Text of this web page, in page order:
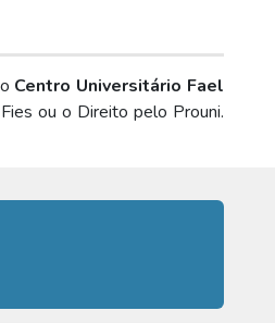
Centro Universitário Fael
ou o Direito pelo Prouni.